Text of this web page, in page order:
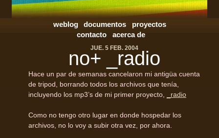
weblog documentos
proyectos
contacto
acerca de
JUE. 5 FEB. 2004
no+ _radio
Hace un par de semanas cancelaron mi antigüa cuenta
de tripod, borrando todos los archivos que tenía,
incluyendo los mp3’s de mi primer proyecto,
_radio
Como no tengo otro lugar en donde hospedar los
archivos, no lo voy a subir otra vez, por ahora.